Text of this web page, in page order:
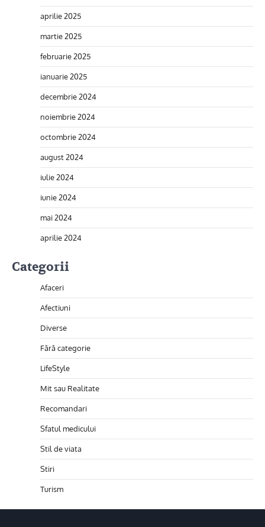
aprilie 2025
martie 2025
februarie 2025
ianuarie 2025
decembrie 2024
noiembrie 2024
octombrie 2024
august 2024
iulie 2024
iunie 2024
mai 2024
aprilie 2024
Categorii
Afaceri
Afectiuni
Diverse
Fără categorie
LifeStyle
Mit sau Realitate
Recomandari
Sfatul medicului
Stil de viata
Stiri
Turism